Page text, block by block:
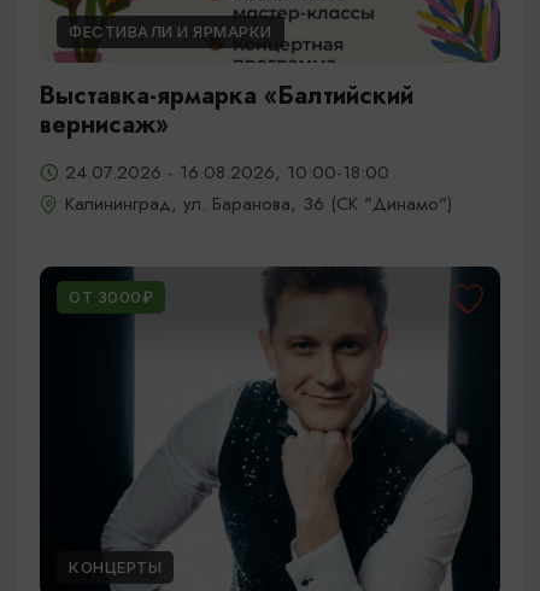
ФЕСТИВАЛИ И ЯРМАРКИ
Выставка-ярмарка «Балтийский
вернисаж»
24.07.2026 - 16.08.2026, 10:00-18:00
Калининград, ул. Баранова, 36 (СК "Динамо")
ОТ 3000₽
КОНЦЕРТЫ